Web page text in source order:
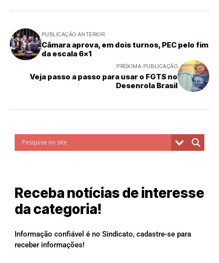
PUBLICAÇÃO ANTERIOR
Câmara aprova, em dois turnos, PEC pelo fim
da escala 6x1
PRÓXIMA PUBLICAÇÃO
Veja passo a passo para usar o FGTS no
Desenrola Brasil
Receba notícias de interesse
da categoria!
Informação confiável é no Sindicato, cadastre-se para
receber informações!